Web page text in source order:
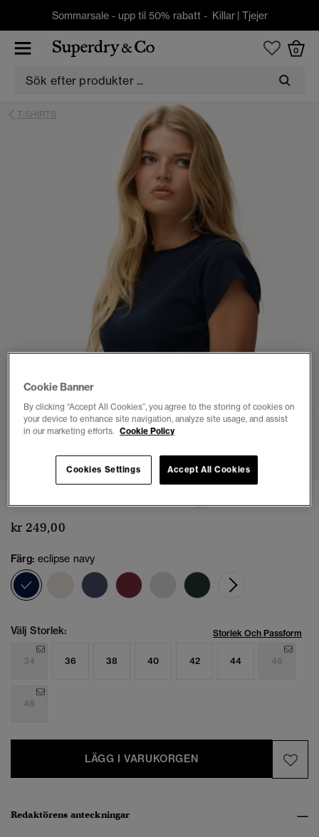
Sommarsale - upp til 50% rabatt - Killar| Tjejer
0
T-SHIRTS
3 4
kr 249,00
Färg: eclipse navy
Välj Storlek: Storlek Och Passform
34 36 38 40 42 44 46
48
LÄGG I VARUKORGEN
Redaktörens anteckningar
Cookie Banner
By clicking “Accept All Cookies”, you agree to the storing of cookies on
your device to enhance site navigation, analyze site usage, and assist
in our marketing efforts. Cookie Policy
Accept All Cookies
Cookies Settings